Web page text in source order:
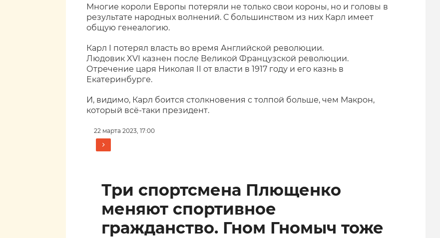
Многие короли Европы потеряли не только свои короны, но и головы в
результате народных волнений. С большинством из них Карл имеет
общую генеалогию.
Карл I потерял власть во время Английской революции.
Людовик XVI казнен после Великой Французской революции.
Отречение царя Николая II от власти в 1917 году и его казнь в
Екатеринбурге.
И, видимо, Карл боится столкновения с толпой больше, чем Макрон,
который всё-таки президент.
22 марта 2023, 17:00
Три спортсмена Плющенко
меняют спортивное
гражданство. Гном Гномыч тоже